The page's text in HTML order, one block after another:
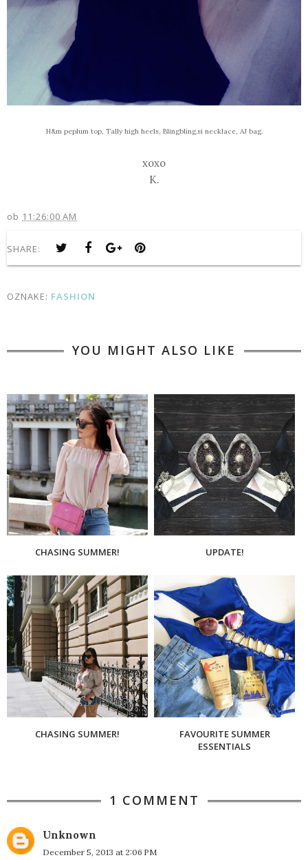
H&m peplum top, Tally high heels, Blingbling.si necklace, AJ bag.
xoxo
K.
ob 11:26:00 AM
SHARE:
OZNAKE: FASHION
YOU MIGHT ALSO LIKE
CHASING SUMMER! UPDATE!
CHASING SUMMER!
FAVOURITE SUMMER
ESSENTIALS
1 COMMENT
Unknown
December 5, 2013 at 2:06 PM